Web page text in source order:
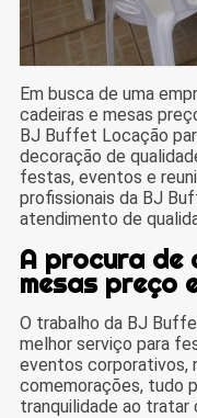
Em busca de uma
cadeiras e mesas
BJ Buffet Locação
decoração de
festas, eventos e
profissionais da BJ
atendimento de
A procura de
mesas preço
O trabalho da BJ
melhor serviço para
eventos corporativos,
comemorações, tudo
tranquilidade ao